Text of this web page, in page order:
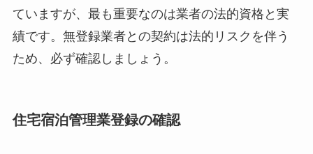
ていますが、最も重要なのは業者の法的資格と実
績です。無登録業者との契約は法的リスクを伴う
ため、必ず確認しましょう。
住宅宿泊管理業登録の確認